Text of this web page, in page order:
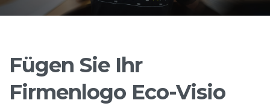
Fügen Sie Ihr
Firmenlogo Eco-Visio